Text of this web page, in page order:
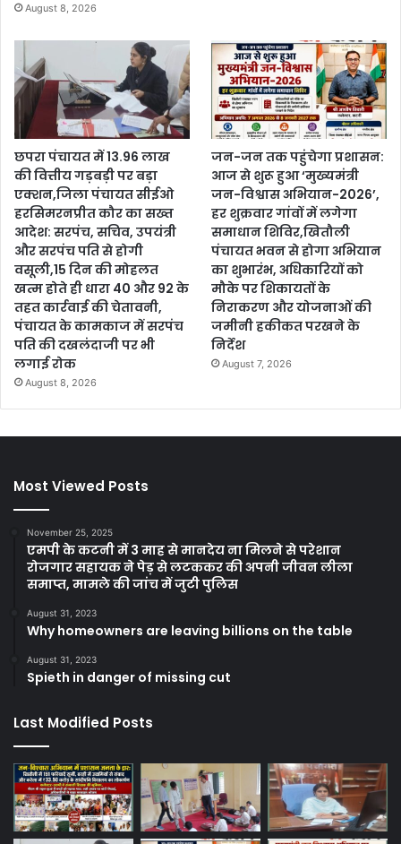
August 8, 2026
छपरा पंचायत में 13.96 लाख
की वित्तीय गड़बड़ी पर बड़ा
एक्शन,जिला पंचायत सीईओ
हरसिमरनप्रीत कौर का सख्त
आदेश: सरपंच, सचिव, उपयंत्री
और सरपंच पति से होगी
वसूली,15 दिन की मोहलत
खत्म होते ही धारा 40 और 92 के
तहत कार्रवाई की चेतावनी,
पंचायत के कामकाज में सरपंच
पति की दखलंदाजी पर भी
लगाई रोक
August 8, 2026
जन-जन तक पहुंचेगा प्रशासन:
आज से शुरू हुआ ‘मुख्यमंत्री
जन-विश्वास अभियान-2026’,
हर शुक्रवार गांवों में लगेगा
समाधान शिविर,खितौली
पंचायत भवन से होगा अभियान
का शुभारंभ, अधिकारियों को
मौके पर शिकायतों के
निराकरण और योजनाओं की
जमीनी हकीकत परखने के
निर्देश
August 7, 2026
Most Viewed Posts
November 25, 2025
एमपी के कटनी में 3 माह से मानदेय ना मिलने से परेशान
रोजगार सहायक ने पेड़ से लटककर की अपनी जीवन लीला
समाप्त, मामले की जांच में जुटी पुलिस
August 31, 2023
Why homeowners are leaving billions on the table
August 31, 2023
Spieth in danger of missing cut
Last Modified Posts